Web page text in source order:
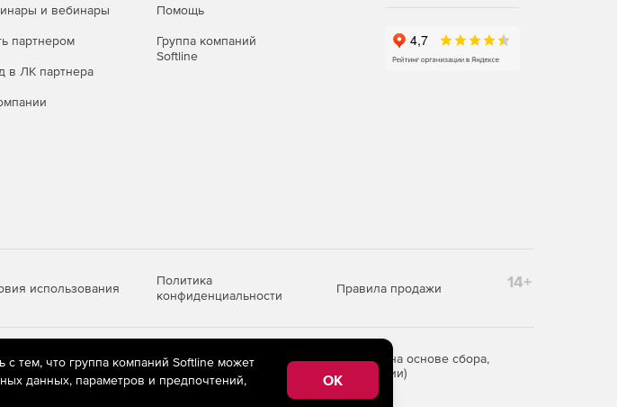
и вебинары
партнером
в ЛК партнера
Помощь
Группа компаний
Softline
использования
Политика
конфиденциальности
Правила продажи 14+
(информационные технологии предоставления информации на основе сбора,
«Интернет», находящихся на территории Российской Федерации)
с тем, что группа компаний Softline может
данных, параметров и предпочтений,
OK